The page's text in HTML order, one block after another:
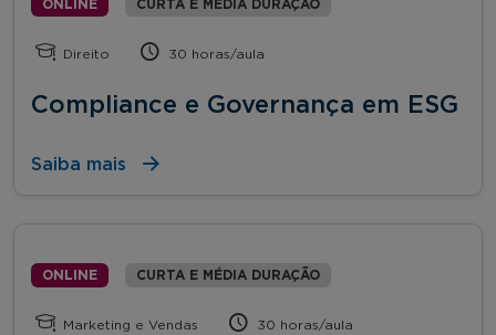
ONLINE CURTA E MÉDIA DURAÇÃO
Direito 30 horas/aula
Compliance e Governança em ESG
Saiba mais
ONLINE CURTA E MÉDIA DURAÇÃO
Marketing e Vendas 30 horas/aula